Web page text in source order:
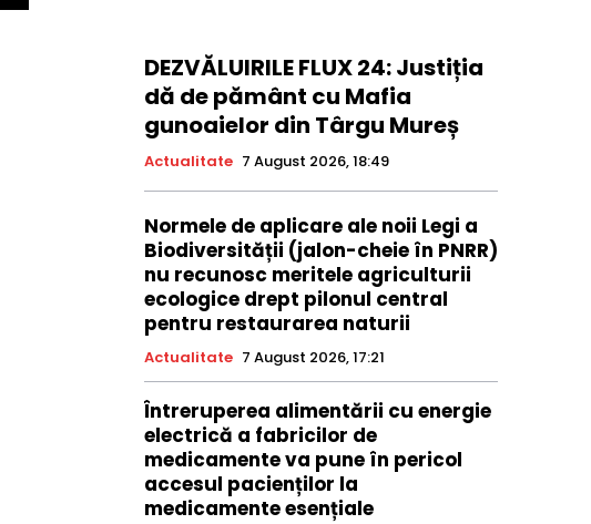
DEZVĂLUIRILE FLUX 24: Justiția
dă de pământ cu Mafia
gunoaielor din Târgu Mureș
Actualitate 7 August 2026, 18:49
Normele de aplicare ale noii Legi a
Biodiversității (jalon-cheie în PNRR)
nu recunosc meritele agriculturii
ecologice drept pilonul central
pentru restaurarea naturii
Actualitate 7 August 2026, 17:21
Întreruperea alimentării cu energie
electrică a fabricilor de
medicamente va pune în pericol
accesul pacienților la
medicamente esențiale